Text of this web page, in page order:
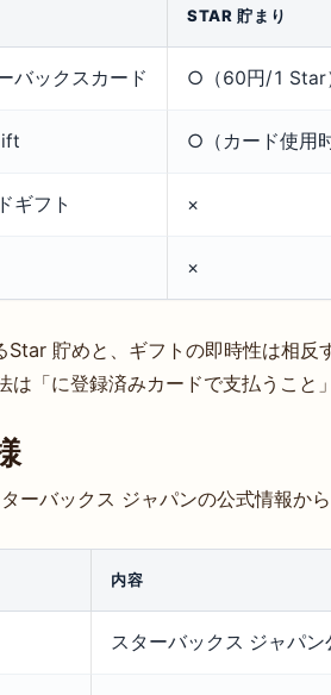
STAR 貯まり
バックスカード ○（60円/1 Star
○（カード使用
ギフト ×
×
Star 貯めと、ギフトの即時性は相反
は「に登録済みカードで支払うこと
ーバックス ジャパンの公式情報か
内容
スターバックス ジャパ